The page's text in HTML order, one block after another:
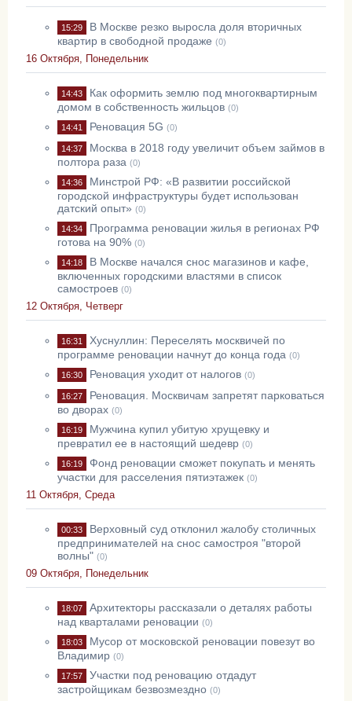
15:29
В Москве резко выросла доля вторичных
квартир в свободной продаже (0)
16 Октября, Понедельник
14:43
Как оформить землю под многоквартирным
домом в собственность жильцов (0)
14:41 Реновация 5G (0)
14:37
Москва в 2018 году увеличит объем займов в
полтора раза (0)
14:36
Минстрой РФ: «В развитии российской
городской инфраструктуры будет использован
датский опыт» (0)
14:34
Программа реновации жилья в регионах РФ
готова на 90% (0)
14:18
В Москве начался снос магазинов и кафе,
включенных городскими властями в список
самостроев (0)
12 Октября, Четверг
16:31
Хуснуллин: Переселять москвичей по
программе реновации начнут до конца года (0)
16:30 Реновация уходит от налогов (0)
16:27
Реновация. Москвичам запретят парковаться
во дворах (0)
16:19
Мужчина купил убитую хрущевку и
превратил ее в настоящий шедевр (0)
16:19
Фонд реновации сможет покупать и менять
участки для расселения пятиэтажек (0)
11 Октября, Среда
00:33
Верховный суд отклонил жалобу столичных
предпринимателей на снос самостроя "второй
волны" (0)
09 Октября, Понедельник
18:07
Архитекторы рассказали о деталях работы
над кварталами реновации (0)
18:03
Мусор от московской реновации повезут во
Владимир (0)
17:57
Участки под реновацию отдадут
застройщикам безвозмездно (0)